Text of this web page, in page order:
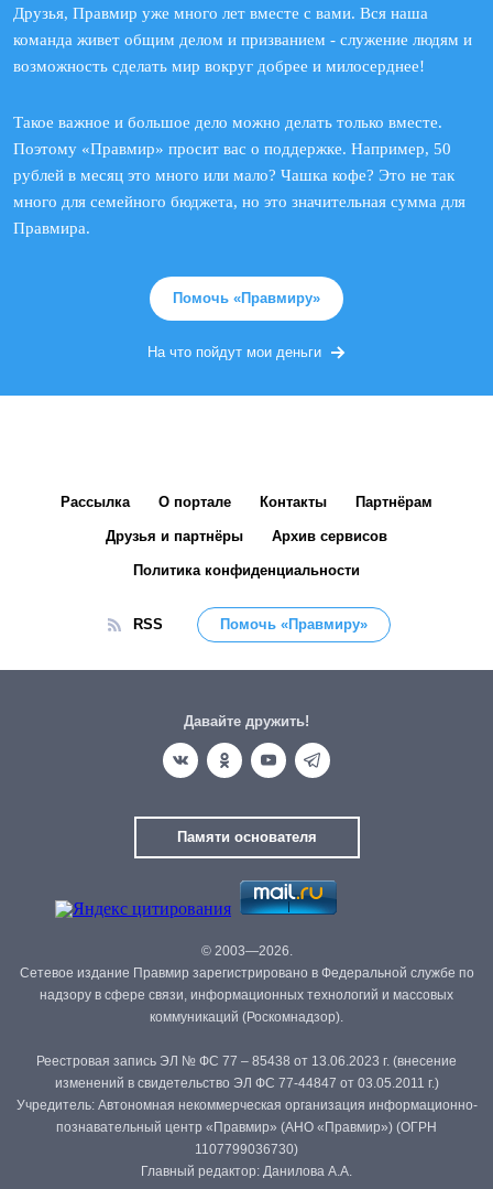
Друзья, Правмир уже много лет вместе с вами. Вся наша
команда живет общим делом и призванием - служение людям и
возможность сделать мир вокруг добрее и милосерднее!
Такое важное и большое дело можно делать только вместе.
Поэтому «Правмир» просит вас о поддержке. Например, 50
рублей в месяц это много или мало? Чашка кофе? Это не так
много для семейного бюджета, но это значительная сумма для
Правмира.
Помочь «Правмиру»
На что пойдут мои деньги
Рассылка О портале Контакты Партнёрам
Друзья и партнёры Архив сервисов
Политика конфиденциальности
RSS Помочь «Правмиру»
Давайте дружить!
Памяти основателя
© 2003—2026.
Сетевое издание Правмир зарегистрировано в Федеральной службе по
надзору в сфере связи, информационных технологий и массовых
коммуникаций (Роскомнадзор).
Реестровая запись ЭЛ № ФС 77 – 85438 от 13.06.2023 г. (внесение
изменений в свидетельство ЭЛ ФС 77-44847 от 03.05.2011 г.)
Учредитель: Автономная некоммерческая организация информационно-
познавательный центр «Правмир» (АНО «Правмир») (ОГРН
1107799036730)
Главный редактор: Данилова А.А.